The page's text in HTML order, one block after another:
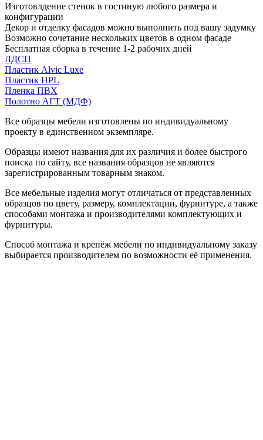
Изготовлдение стенок в гостиную любого размера и
конфигурации
Декор и отделку фасадов можно выполнить под вашу задумку
Возможно сочетание нескольких цветов в одном фасаде
Бесплатная сборка в течение 1-2 рабочих дней
ЛДСП
Пластик Alvic Luxe
Пластик HPL
Пленка ПВХ
Полотно АГТ (МДФ)
Все образцы мебели изготовлены по индивидуальному
проекту в единственном экземпляре.
Образцы имеют названия для их различия и более быстрого
поиска по сайту, все названия образцов не являются
зарегистрированным товарным знаком.
Все мебельные изделия могут отличаться от представленных
образцов по цвету, размеру, комплектации, фурнитуре, а также
способами монтажа и производителями комплектующих и
фурнитуры.
Способ монтажа и крепёж мебели по индивидуальному заказу
выбирается производителем по возможности её применения.